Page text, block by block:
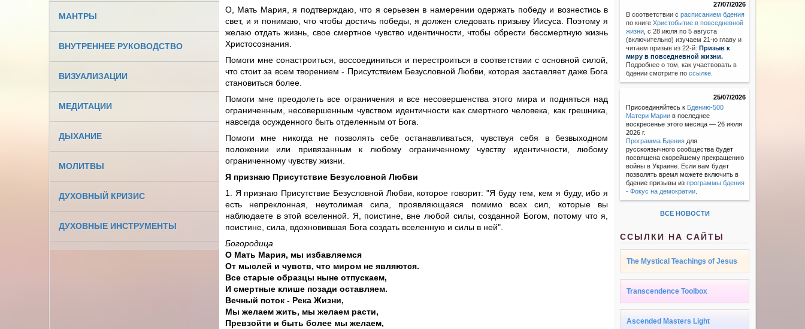
МАНТРЫ
ВНУТРЕННЕЕ РУКОВОДСТВО
ВИЗУАЛИЗАЦИИ
МЕДИТАЦИИ
ДЫХАНИЕ
МОЛИТВЫ
ДУХОВНЫЙ КРИЗИС
ДУХОВНЫЕ ИНСТРУМЕНТЫ
О, Мать Мария, я подтверждаю, что я серьезен в намерении одержать победу и вознестись в
свет, и я понимаю, что чтобы достичь победы, я должен следовать призыву Иисуса. Поэтому я
желаю отдать жизнь, свое смертное чувство идентичности, чтобы обрести бессмертную жизнь
Христосознания.
Помоги мне сонастроиться, воссоединиться и перестроиться в соответствии с основной силой,
что стоит за всем творением - Присутствием Безусловной Любви, которая заставляет даже Бога
становиться более.
Помоги мне преодолеть все ограничения и все несовершенства этого мира и подняться над
ограниченным, несовершенным чувством идентичности как смертного человека, как грешника,
навсегда осужденного быть отделенным от Бога.
Помоги мне никогда не позволять себе останавливаться, чувствуя себя в безвыходном
положении или привязанным к любому ограниченному чувству идентичности, любому
ограниченному чувству жизни.
Я признаю Присутствие Безусловной Любви
1. Я признаю Присутствие Безусловной Любви, которое говорит: "Я буду тем, кем я буду, ибо я
есть непреклонная, неутолимая сила, проявляющаяся помимо всех сил, которые вы
наблюдаете в этой вселенной. Я, поистине, вне любой силы, созданной Богом, потому что я,
поистине, сила, вдохновившая Бога создать вселенную и силы в ней".
Богородица
О Мать Мария, мы избавляемся
От мыслей и чувств, что миром не являются.
Все старые образцы ныне отпускаем,
И смертные клише позади оставляем.
Вечный поток - Река Жизни,
Мы желаем жить, мы желаем расти,
Превзойти и быть более мы желаем,
27/07/2026
В соответствии с расписанием бдения
по книгеХристобытие в повседневной
жизни с 28 июля по 5 августа
(включительно) изучаем 21-ю главу и
читаем призыв из 22-й: Призыв к
миру в повседневной жизни.
Подробнее о том, как участвовать в
бдении смотрите поссылке
25/07/2026
Присоединяйтесь к Бдению-500
Матери Марии в последнее
воскресенье этого месяца — 26 июля
2026 г.
Программа Бдения для
русскоязычного сообщества будет
посвящена скорейшему прекращению
войны в Украине. Если вам будет
позволять время можете включить в
бдение призывы изпрограммы бдения
- Фокус на демократии
ВСЕ НОВОСТИ
ССЫЛКИ НА САЙТЫ
The Mystical Teachings of Jesus
Transcendence Toolbox
Ascended Masters Light